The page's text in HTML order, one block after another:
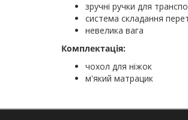
зручні ручки для
система складання
невелика вага
Комплектація:
чохол для ніжок
м'який матрацик